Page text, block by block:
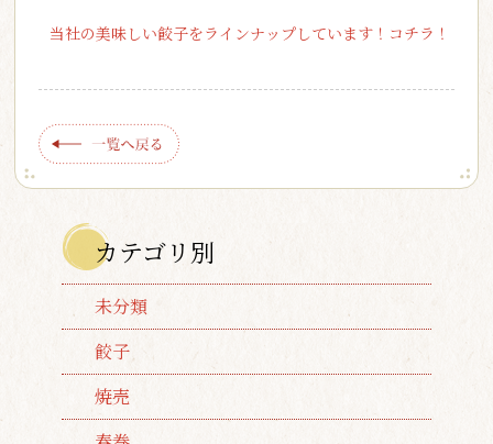
当社の美味しい餃子をラインナップしています！コチラ！
カテゴリ別
未分類
餃子
焼売